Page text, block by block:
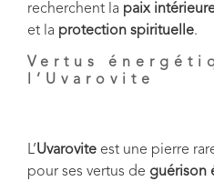
recherchent la paix
et la protection spirituelle.
Vertus
l’Uvarovite
L’Uvarovite est une pierre
pour ses vertus de guérison